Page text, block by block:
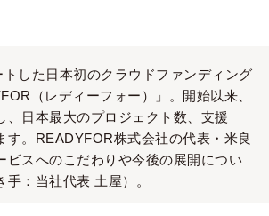
した日本初のクラウドファンディング
（レディーフォー）」。開始以来、
、日本最大のプロジェクト数、支援
す。READYFOR株式会社の代表・米良
ビスへのこだわりや今後の展開につい
：当社代表 土屋）。